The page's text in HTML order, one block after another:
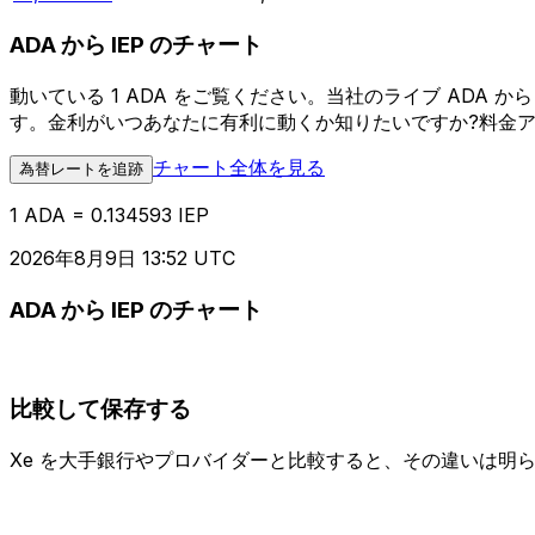
ADA から IEP のチャート
動いている 1 ADA をご覧ください。当社のライブ ADA か
す。金利がいつあなたに有利に動くか知りたいですか?料金
為替レートを追跡 チャート全体を見る
1 ADA = 0.134593 IEP
2026年8月9日 13:52 UTC
ADA から IEP のチャート
比較して保存する
Xe を大手銀行やプロバイダーと比較すると、その違いは明